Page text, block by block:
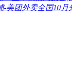
-美团外卖全国10月